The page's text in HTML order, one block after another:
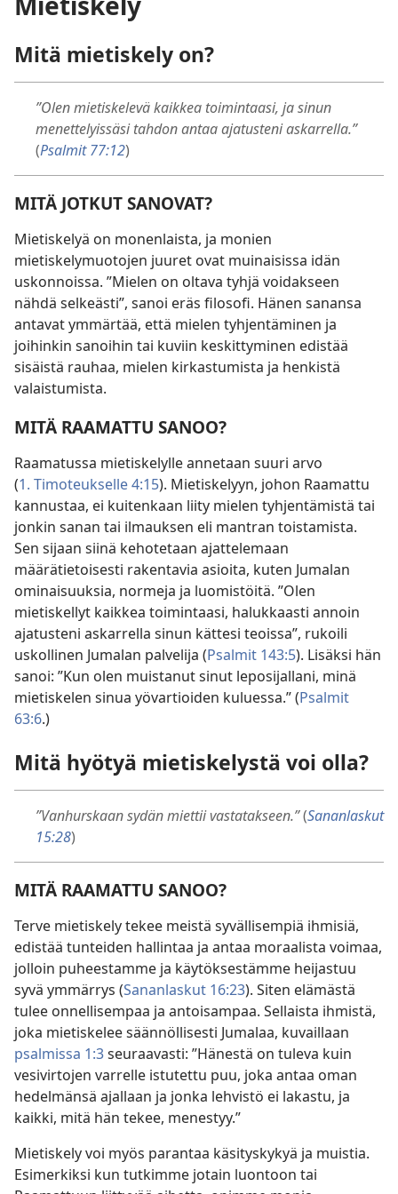
Mitä mietiskely on?
”Olen mietiskelevä kaikkea toimintaasi, ja sinun
menettelyissäsi tahdon antaa ajatusteni askarrella.”
(Psalmit 77:12)
MITÄ JOTKUT SANOVAT?
Mietiskelyä on monenlaista, ja monien
mietiskelymuotojen juuret ovat muinaisissa idän
uskonnoissa. ”Mielen on oltava tyhjä voidakseen
nähdä selkeästi”, sanoi eräs filosofi. Hänen sanansa
antavat ymmärtää, että mielen tyhjentäminen ja
joihinkin sanoihin tai kuviin keskittyminen edistää
sisäistä rauhaa, mielen kirkastumista ja henkistä
valaistumista.
MITÄ RAAMATTU SANOO?
Raamatussa mietiskelylle annetaan suuri arvo
(1. Timoteukselle 4:15). Mietiskelyyn, johon Raamattu
kannustaa, ei kuitenkaan liity mielen tyhjentämistä tai
jonkin sanan tai ilmauksen eli mantran toistamista.
Sen sijaan siinä kehotetaan ajattelemaan
määrätietoisesti rakentavia asioita, kuten Jumalan
ominaisuuksia, normeja ja luomistöitä. ”Olen
mietiskellyt kaikkea toimintaasi, halukkaasti annoin
ajatusteni askarrella sinun kättesi teoissa”, rukoili
uskollinen Jumalan palvelija (Psalmit 143:5). Lisäksi hän
sanoi: ”Kun olen muistanut sinut leposijallani, minä
mietiskelen sinua yövartioiden kuluessa.” (Psalmit
63:6.)
Mitä hyötyä mietiskelystä voi olla?
”Vanhurskaan sydän miettii vastatakseen.”(Sananlaskut
15:28)
MITÄ RAAMATTU SANOO?
Terve mietiskely tekee meistä syvällisempiä ihmisiä,
edistää tunteiden hallintaa ja antaa moraalista voimaa,
jolloin puheestamme ja käytöksestämme heijastuu
syvä ymmärrys (Sananlaskut 16:23). Siten elämästä
tulee onnellisempaa ja antoisampaa. Sellaista ihmistä,
joka mietiskelee säännöllisesti Jumalaa, kuvaillaan
psalmissa 1:3seuraavasti: ”Hänestä on tuleva kuin
vesivirtojen varrelle istutettu puu, joka antaa oman
hedelmänsä ajallaan ja jonka lehvistö ei lakastu, ja
kaikki, mitä hän tekee, menestyy.”
Mietiskely voi myös parantaa käsityskykyä ja muistia.
Esimerkiksi kun tutkimme jotain luontoon tai